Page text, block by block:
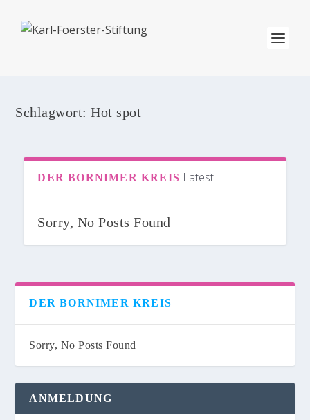
Schlagwort:Hot spot
DER BORNIMER KREIS Latest
Sorry, No Posts Found
DER BORNIMER KREIS
Sorry, No Posts Found
ANMELDUNG